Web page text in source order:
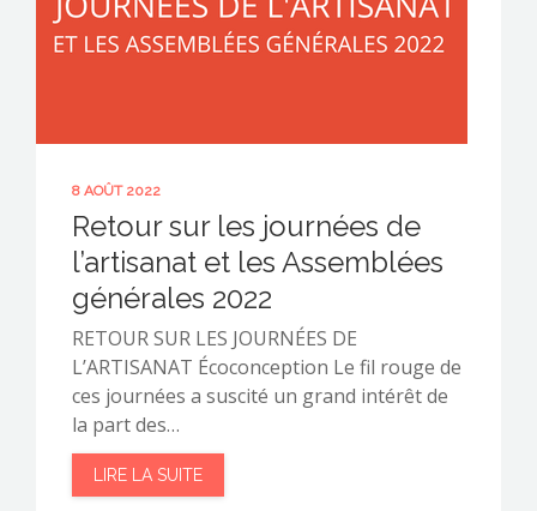
8 AOÛT 2022
Retour sur les journées de
l’artisanat et les Assemblées
générales 2022
RETOUR SUR LES JOURNÉES DE
L’ARTISANAT Écoconception Le fil rouge de
ces journées a suscité un grand intérêt de
la part des…
LIRE LA SUITE